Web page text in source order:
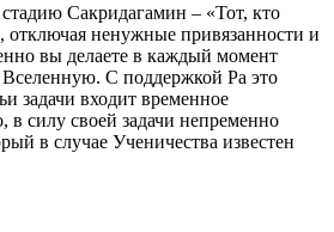
стадию Сакридагамин – «Тот, кто
отключая ненужные привязанности и
вы делаете в каждый момент
С поддержкой Ра это
задачи входит временное
в силу своей задачи непременно
в случае Ученичества известен